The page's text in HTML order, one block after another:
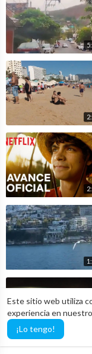
Este sitio web utiliza
experiencia en
¡Lo tengo!